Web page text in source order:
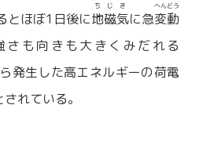
とほぼ1日後に地磁気
ちじき
に急変動
へんどう
さも向きも大きくみだれる
発生した高エネルギーの荷電
されている。